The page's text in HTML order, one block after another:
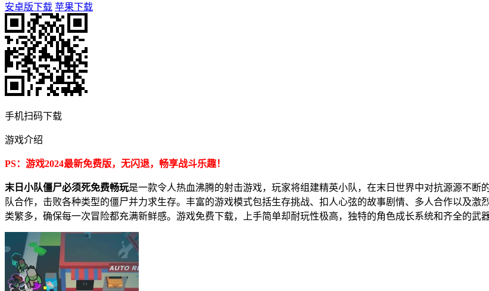
安卓版下载 苹果下载
手机扫码下载
游戏介绍
PS：游戏2024最新免费版，无闪退，畅享战斗乐趣！
末日小队僵尸必须死免费畅玩是一款令人热血沸腾的射击游戏，玩家将组建精英小队，在末日世界中对抗源源不
队合作，击败各种类型的僵尸并力求生存。丰富的游戏模式包括生存挑战、扣人心弦的故事剧情、多人合作以及
类繁多，确保每一次冒险都充满新鲜感。游戏免费下载，上手简单却耐玩性极高，独特的角色成长系统和齐全的武